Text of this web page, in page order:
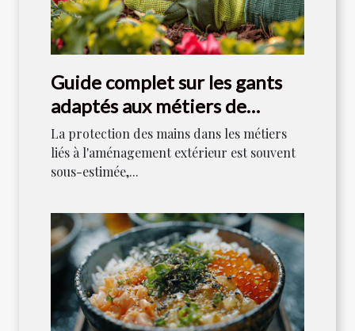
Guide complet sur les gants
adaptés aux métiers de
l'aménagement extérieur
La protection des mains dans les métiers
liés à l'aménagement extérieur est souvent
sous-estimée,...